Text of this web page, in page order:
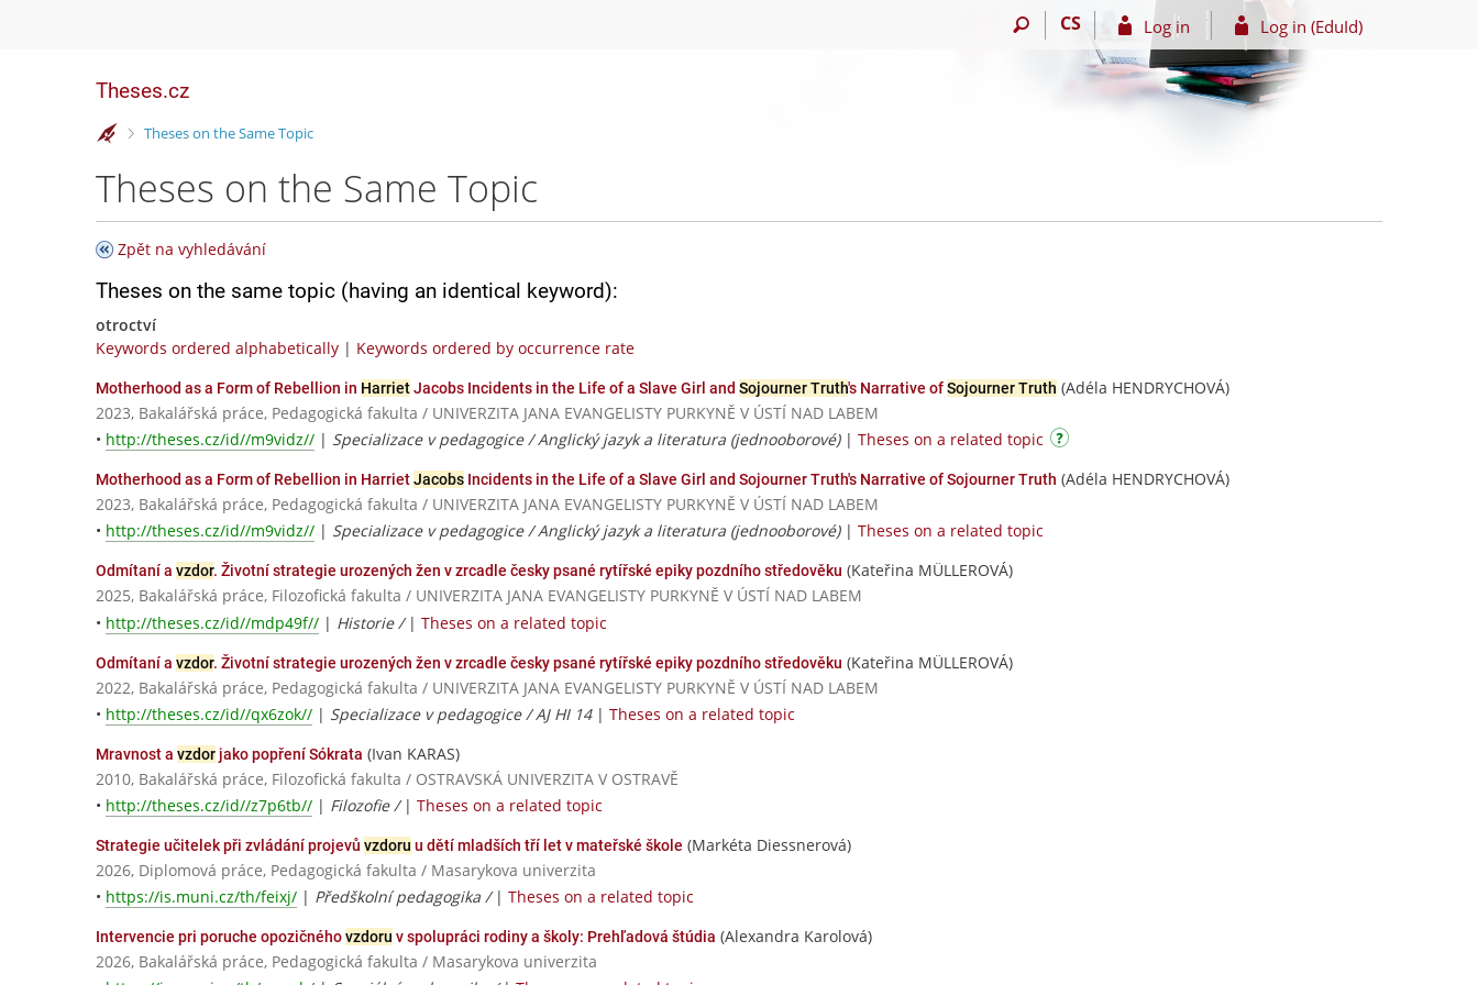
CS Log in Log in (EduId)
Theses.cz
>
Theses on the Same Topic
Theses on the Same Topic
Zpět na vyhledávání
Theses on the same topic (having an identical keyword):
otroctví
Keywords ordered alphabetically | Keywords ordered by occurrence rate
Motherhood as a Form of Rebellion in HarrietJacobs Incidents in the Life of a Slave Girl and Sojourner Truth's Narrative ofSojourner Truth (Adéla HENDRYCHOVÁ)
2023, Bakalářská práce, Pedagogická fakulta / UNIVERZITA JANA EVANGELISTY PURKYNĚ V ÚSTÍ NAD LABEM
• http://theses.cz/id//m9vidz// | Specializace v pedagogice / Anglický jazyk a literatura (jednooborové)| Theses on a related topic
Motherhood as a Form of Rebellion in HarrietJacobs Incidents in the Life of a Slave Girl and Sojourner Truth's Narrative of Sojourner Truth (Adéla HENDRYCHOVÁ)
2023, Bakalářská práce, Pedagogická fakulta / UNIVERZITA JANA EVANGELISTY PURKYNĚ V ÚSTÍ NAD LABEM
• http://theses.cz/id//m9vidz// | Specializace v pedagogice / Anglický jazyk a literatura (jednooborové)| Theses on a related topic
Odmítaní a vzdor. Životní strategie urozených žen v zrcadle česky psané rytířské epiky pozdního středověku (Kateřina MÜLLEROVÁ)
2025, Bakalářská práce, Filozofická fakulta / UNIVERZITA JANA EVANGELISTY PURKYNĚ V ÚSTÍ NAD LABEM
• http://theses.cz/id//mdp49f// | Historie / | Theses on a related topic
Odmítaní a vzdor. Životní strategie urozených žen v zrcadle česky psané rytířské epiky pozdního středověku (Kateřina MÜLLEROVÁ)
2022, Bakalářská práce, Pedagogická fakulta / UNIVERZITA JANA EVANGELISTY PURKYNĚ V ÚSTÍ NAD LABEM
• http://theses.cz/id//qx6zok// | Specializace v pedagogice / AJ HI 14| Theses on a related topic
Mravnost a vzdor jako popření Sókrata (Ivan KARAS)
2010, Bakalářská práce, Filozofická fakulta / OSTRAVSKÁ UNIVERZITA V OSTRAVĚ
• http://theses.cz/id//z7p6tb// | Filozofie / | Theses on a related topic
Strategie učitelek při zvládání projevů vzdoru u dětí mladších tří let v mateřské škole (Markéta Diessnerová)
2026, Diplomová práce, Pedagogická fakulta / Masarykova univerzita
• https://is.muni.cz/th/feixj/ | Předškolní pedagogika / | Theses on a related topic
Intervencie pri poruche opozičnéhovzdoru v spolupráci rodiny a školy: Prehľadová štúdia (Alexandra Karolová)
2026, Bakalářská práce, Pedagogická fakulta / Masarykova univerzita